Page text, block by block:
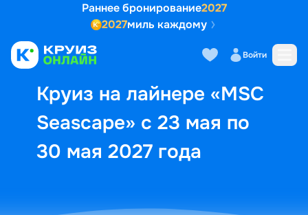
Раннее бронирование2027
2027миль каждому
Войти
Круиз на лайнере «MSC
Seascape» с 23 мая по
30 мая 2027 года
Выбор кают Маршрут и